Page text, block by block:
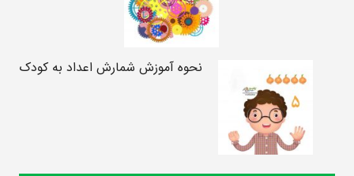
نحوه آموزش شمارش اعداد به کودک